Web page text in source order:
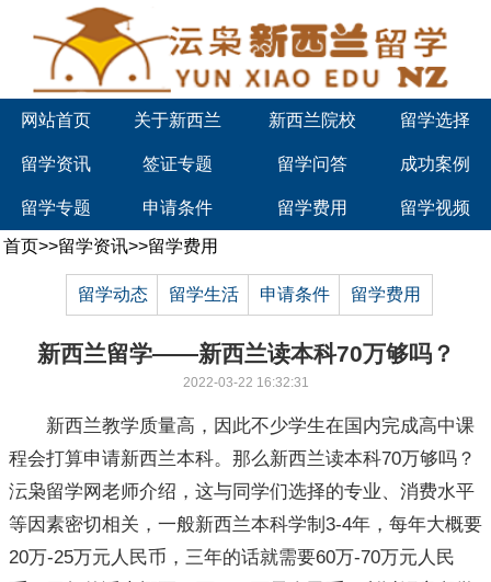
网站首页 关于新西兰 新西兰院校 留学选择
留学资讯 签证专题 留学问答 成功案例
留学专题 申请条件 留学费用 留学视频
首页>>留学资讯>>留学费用
留学动态 留学生活 申请条件 留学费用
新西兰留学——新西兰读本科70万够吗？
2022-03-22 16:32:31
新西兰教学质量高，因此不少学生在国内完成高中课
程会打算申请新西兰本科。那么新西兰读本科70万够吗？
沄枭留学网老师介绍，这与同学们选择的专业、消费水平
等因素密切相关，一般新西兰本科学制3-4年，每年大概要
20万-25万元人民币，三年的话就需要60万-70万元人民